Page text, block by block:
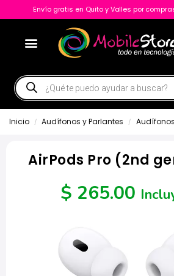
Envío gratis en Quito y Valles por
Inicio / Audífonos y Parlantes /
AirPods Pro (2nd
$ 265.00